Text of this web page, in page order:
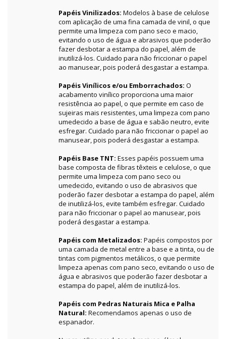
Papéis Vinilizados: Modelos à base de celulose
com aplicação de uma fina camada de vinil, o que
permite uma limpeza com pano seco e macio,
evitando o uso de água e abrasivos que poderão
fazer desbotar a estampa do papel, além de
inutilizá-los. Cuidado para não friccionar o papel
ao manusear, pois poderá desgastar a estampa.
Papéis Vinílicos e/ou Emborrachados: O
acabamento vinílico proporciona uma maior
resistência ao papel, o que permite em caso de
sujeiras mais resistentes, uma limpeza com pano
umedecido a base de água e sabão neutro, evite
esfregar. Cuidado para não friccionar o papel ao
manusear, pois poderá desgastar a estampa.
Papéis Base TNT: Esses papéis possuem uma
base composta de fibras têxteis e celulose, o que
permite uma limpeza com pano seco ou
umedecido, evitando o uso de abrasivos que
poderão fazer desbotar a estampa do papel, além
de inutilizá-los, evite também esfregar. Cuidado
para não friccionar o papel ao manusear, pois
poderá desgastar a estampa.
Papéis com Metalizados: Papéis compostos por
uma camada de metal entre a base e a tinta, ou de
tintas com pigmentos metálicos, o que permite
limpeza apenas com pano seco, evitando o uso de
água e abrasivos que poderão fazer desbotar a
estampa do papel, além de inutilizá-los.
Papéis com Pedras Naturais Mica e Palha
Natural: Recomendamos apenas o uso de
espanador.